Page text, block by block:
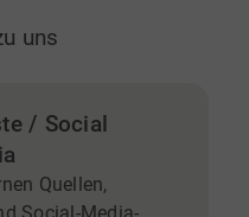
uns
/ Social
Quellen,